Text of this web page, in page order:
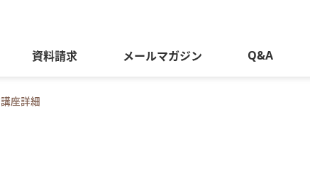
資料請求 メールマガジン Q&A
講座詳細